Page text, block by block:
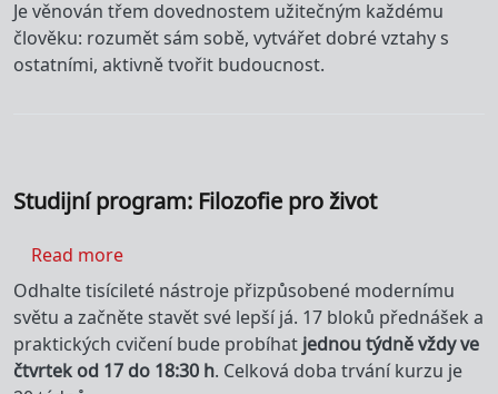
Je věnován třem dovednostem užitečným každému
člověku: rozumět sám sobě, vytvářet dobré vztahy s
ostatními, aktivně tvořit budoucnost.
Studijní program: Filozofie pro život
Read moreabout Studijní program: Filozofie pro život
Odhalte tisícileté nástroje přizpůsobené modernímu
světu a začněte stavět své lepší já. 17 bloků přednášek a
praktických cvičení bude probíhat jednou týdně vždy ve
čtvrtek od 17 do 18:30 h. Celková doba trvání kurzu je